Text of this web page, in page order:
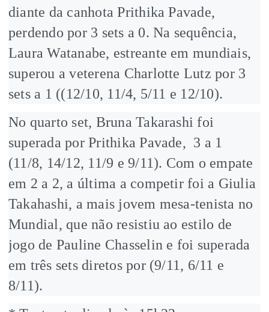
diante da canhota Prithika Pavade,
perdendo por 3 sets a 0. Na sequência,
Laura Watanabe, estreante em mundiais,
superou a veterena Charlotte Lutz por 3
sets a 1 ((12/10, 11/4, 5/11 e 12/10).
No quarto set, Bruna Takarashi foi
superada por Prithika Pavade, 3 a 1
(11/8, 14/12, 11/9 e 9/11). Com o empate
em 2 a 2, a última a competir foi a Giulia
Takahashi, a mais jovem mesa-tenista no
Mundial, que não resistiu ao estilo de
jogo de Pauline Chasselin e foi superada
em três sets diretos por (9/11, 6/11 e
8/11).